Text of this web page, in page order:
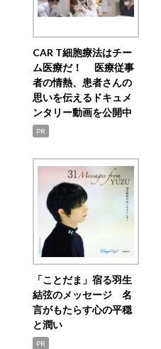
CAR T細胞療法はチー
ム医療だ！ 医療従事
者の情熱、患者さんの
思いを伝えるドキュメ
ンタリー動画を公開中
PR
「ことだま」宿る羽生
結弦のメッセージ 名
言がもたらす心の平穏
と潤い
PR